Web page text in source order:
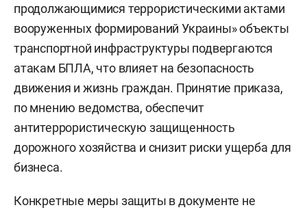
продолжающимися террористическими актами
вооруженных формирований Украины» объекты
транспортной инфраструктуры подвергаются
атакам БПЛА, что влияет на безопасность
движения и жизнь граждан. Принятие приказа,
по мнению ведомства, обеспечит
антитеррористическую защищенность
дорожного хозяйства и снизит риски ущерба для
бизнеса.
Конкретные меры защиты в документе не